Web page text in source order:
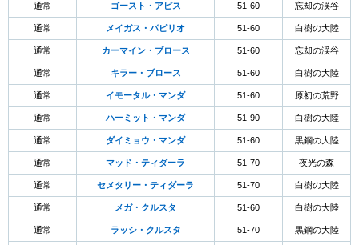
通常 ゴースト・アピス 51-60 忘却の渓谷
通常 メイガス・パピリオ 51-60 白樹の大陸
通常 カーマイン・ブロース 51-60 忘却の渓谷
通常 キラー・ブロース 51-60 白樹の大陸
通常 イモータル・マンダ 51-60 原初の荒野
通常 ハーミット・マンダ 51-90 白樹の大陸
通常 ダイミョウ・マンダ 51-60 黒鋼の大陸
通常 マッド・ティダーラ 51-70 夜光の森
通常 セメタリー・ティダーラ 51-70 白樹の大陸
通常 メガ・クルスタ 51-60 白樹の大陸
通常 ラッシ・クルスタ 51-70 黒鋼の大陸